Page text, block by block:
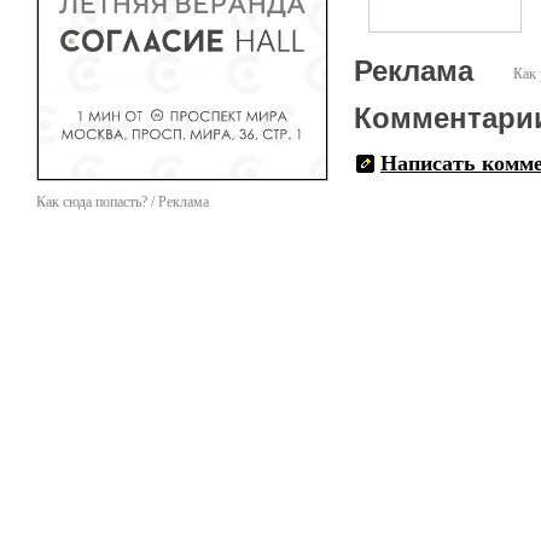
Как сюда попасть? / Реклама
Как
Реклама
Написать